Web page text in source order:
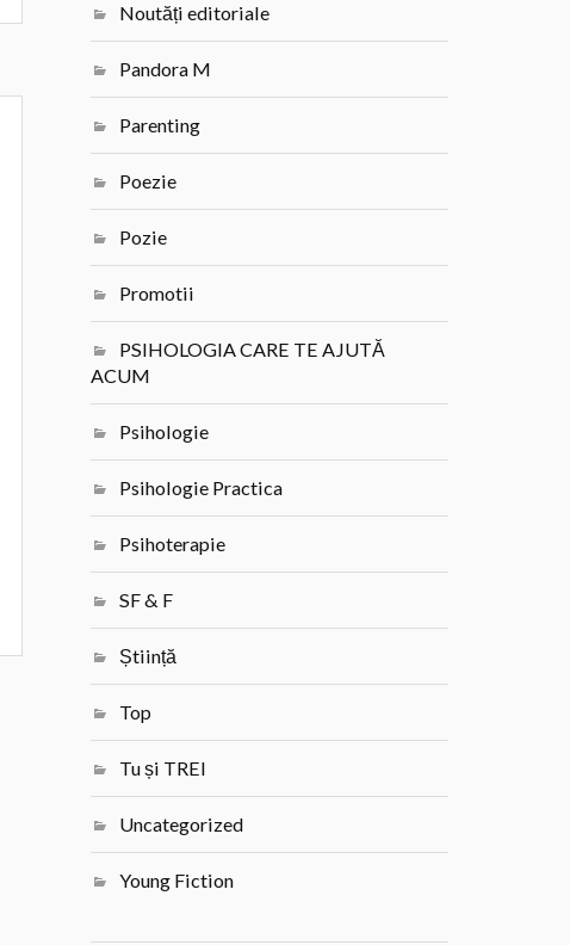
Noutăți editoriale
Pandora M
Parenting
Poezie
Pozie
Promotii
PSIHOLOGIA CARE TE AJUTĂ
ACUM
Psihologie
Psihologie Practica
Psihoterapie
SF & F
Știință
Top
Tu și TREI
Uncategorized
Young Fiction